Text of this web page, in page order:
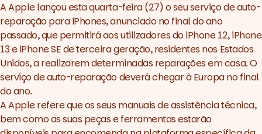
AApplelançou esta quarta-feira (27) o seu serviço de auto-
reparação para iPhones, anunciado no final do ano
passado, que permitirá aos utilizadores do iPhone 12, iPhone
13 e iPhone SE de terceira geração, residentes nos Estados
Unidos, a realizarem determinadas reparações em casa. O
serviço de auto-reparação deverá chegar à Europa no final
do ano.
A Apple refere que os seus manuais de assistência técnica,
bem como as suas peças e ferramentas estarão